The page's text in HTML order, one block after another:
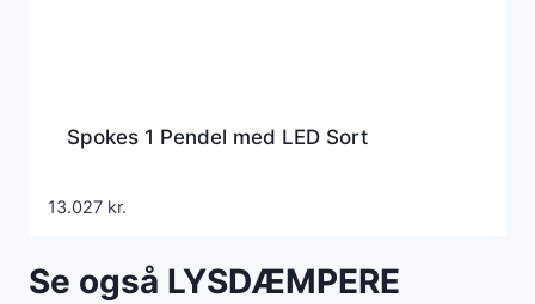
Spokes 1 Pendel med LED Sort
13.027 kr.
Se også LYSDÆMPERE